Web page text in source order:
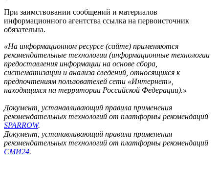
При заимствовании сообщений и материалов
информационного агентства ссылка на первоисточник
обязательна.
«На информационном ресурсе (сайте) применяются
рекомендательные технологии (информационные технологии
предоставления информации на основе сбора,
систематизации и анализа сведений, относящихся к
предпочтениям пользователей сети «Интернет»,
находящихся на территории Российской Федерации).»
Документ, устанавливающий правила применения
рекомендательных технологий от платформы рекомендаций
SPARROW.
Документ, устанавливающий правила применения
рекомендательных технологий от платформы рекомендаций
СМИ24.